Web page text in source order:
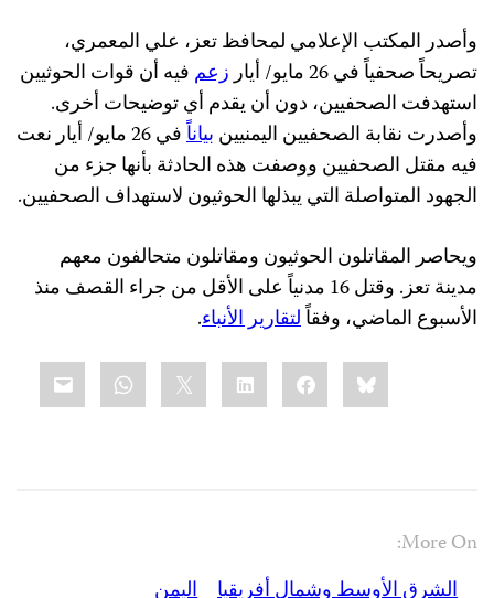
وأصدر المكتب الإعلامي لمحافظ تعز، علي المعمري،
تصريحاً صحفياً في 26 مايو/ أيار
زعم فيه أن قوات الحوثيين
استهدفت الصحفيين، دون أن يقدم أي توضيحات أخرى.
وأصدرت نقابة الصحفيين اليمنيين بياناً
في 26 مايو/ أيار نعت
فيه مقتل الصحفيين ووصفت هذه الحادثة بأنها جزء من
الجهود المتواصلة التي يبذلها الحوثيون لاستهداف الصحفيين.
ويحاصر المقاتلون الحوثيون ومقاتلون متحالفون معهم
مدينة تعز. وقتل 16 مدنياً على الأقل من جراء القصف منذ
الأسبوع الماضي، وفقاًلتقارير الأنباء.
Bluesky
Facebook
LinkedIn
More On:
الشرق الأوسط وشمال أفريقيا
اليمن